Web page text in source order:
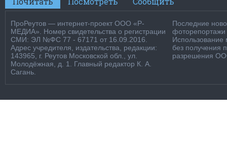
ПроРеутов — интернет-проект ООО «Р-
МЕДИА». Номер свидетельства о регистрации
СМИ: ЭЛ №ФС 77 - 67171 от 16.09.2016.
Адрес учредителя, издательства, редакции:
143965, г. Реутов Московской обл., ул.
Молодёжная, д. 1. Главный редактор К. А.
Сагань.
Последние
фоторепортажи
Использование
без получения
разрешения